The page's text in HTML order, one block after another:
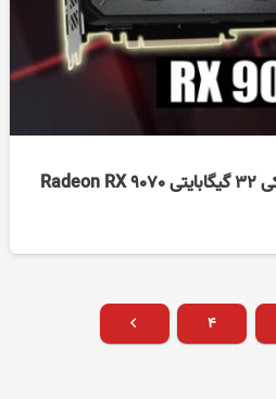
AMD امسال پردازنده گرافیکی ۳۲ گیگابایتی Radeon RX 9070
۴